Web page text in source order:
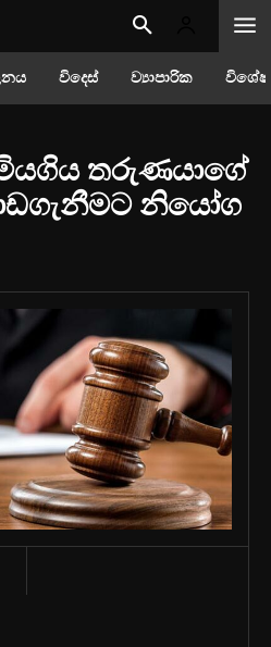
විදෙස් ව්‍යාපාරික
තරුණයාගේ
නියෝග